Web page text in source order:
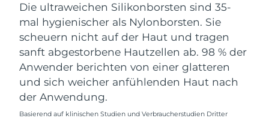
Die ultraweichen Silikonborsten sind 35-
mal hygienischer als Nylonborsten. Sie
scheuern nicht auf der Haut und tragen
sanft abgestorbene Hautzellen ab. 98 % der
Anwender berichten von einer glatteren
und sich weicher anfühlenden Haut nach
der Anwendung.
Basierend auf klinischen Studien und Verbraucherstudien Dritter